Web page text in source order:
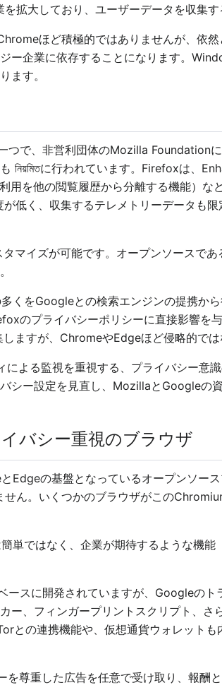
拡大しており、ユーザーデータを収集す
ほど積極的ではありませんが、依
ー企業に依存することになります。
ます。
つで、非営利団体のMozilla Foundation
নিয়মিতに行われています。Firefoxは、
を他の閲覧履歴から分離する機能）な
低く、収集するテレメトリーデータも
マイズが可能です。オープンソースで
くをGoogleとの検索エンジンの提携か
のプライバシーポリシーに直接影響を
ますが、ChromeやEdgeほど侵略的では
よる監視を重視する、プライバシー意
シー設定を見直し、MozillaとGoogleの
バシー重視のブラウザ
の基盤となっているオープンソース
ん。いくつかのブラウザがこの
単ではなく、企業が期待するような機
スに開発されていますが、Googleのト
ー、フィンガープリントスクリプト、
との連携機能や、仮想通貨ウォレット
尊重した広告を任意で受け取り、報酬